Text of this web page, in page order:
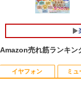
5
Amazon売れ筋ランキン
イヤフォン ミ